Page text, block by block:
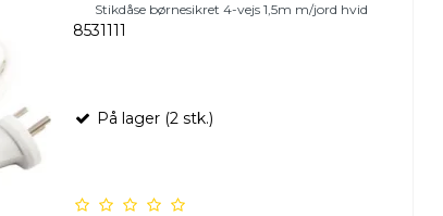
Stikdåse børnesikret 4-vejs 1,5m m/jord hvid
8531111
På lager (2 stk.)